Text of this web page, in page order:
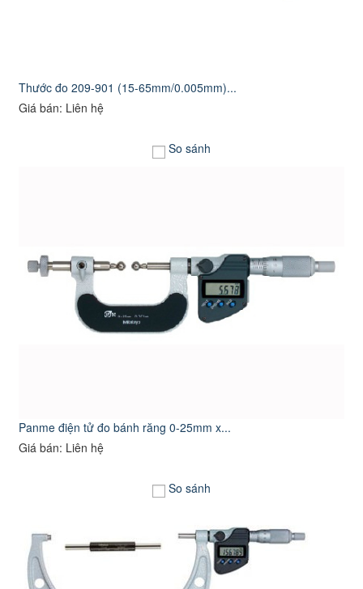
Thước đo 209-901 (15-65mm/0.005mm)...
Giá bán: Liên hệ
So sánh
Panme điện tử đo bánh răng 0-25mm x...
Giá bán: Liên hệ
So sánh